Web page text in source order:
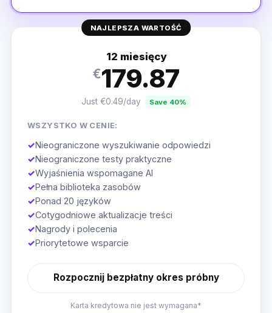
NAJLEPSZA WARTOŚĆ
12 miesięcy
€179.87
Just €0.49/day Save 40%
WSZYSTKO W CENIE:
✓Nieograniczone wyszukiwanie odpowiedzi
✓Nieograniczone testy praktyczne
✓Wyjaśnienia wspomagane AI
✓Pełna biblioteka zasobów
✓Ponad 20 języków
✓Cotygodniowe aktualizacje treści
✓Nagrody i polecenia
✓Priorytetowe wsparcie
Rozpocznij bezpłatny okres próbny
Karta kredytowa nie jest wymagana*